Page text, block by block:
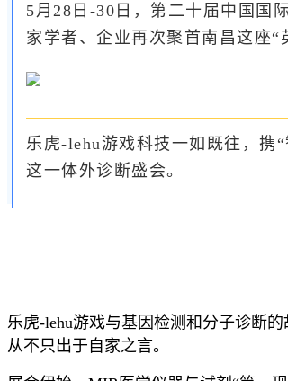
5月28日-30日，第二十届中国国
家学者、企业再次聚首南昌这座
乐虎-lehu游戏科技一如既往，携
这一体外诊断盛会。
乐虎-lehu游戏与基因检测和分子诊断
从不只出于自家之言。